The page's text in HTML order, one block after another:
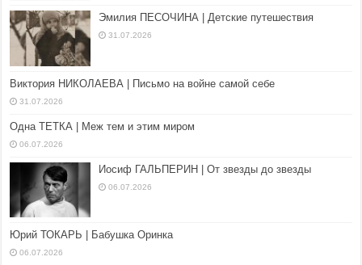
Эмилия ПЕСОЧИНА | Детские путешествия
31.07.2026
Виктория НИКОЛАЕВА | Письмо на войне самой себе
31.07.2026
Одна ТЕТКА | Меж тем и этим миром
06.07.2026
Иосиф ГАЛЬПЕРИН | От звезды до звезды
06.07.2026
Юрий ТОКАРЬ | Бабушка Оринка
06.07.2026